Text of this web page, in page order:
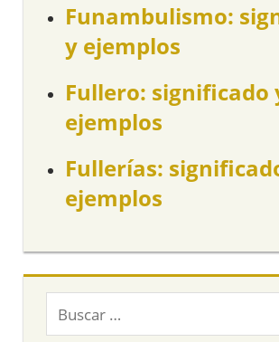
Funambulismo:
y ejemplos
Fullero: significado
ejemplos
Fullerías:
ejemplos